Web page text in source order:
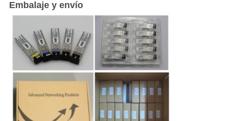
Embalaje y envío